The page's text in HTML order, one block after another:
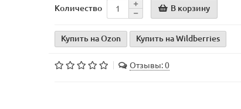
Количество В корзину
Купить на Ozon Купить на Wildberries
Отзывы: 0